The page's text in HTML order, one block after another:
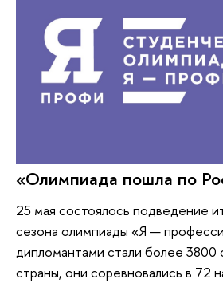
«Олимпиада пошла по
25 мая состоялось подведение
сезона олимпиады «Я —
дипломантами стали более 3800
страны, они соревновались в 72